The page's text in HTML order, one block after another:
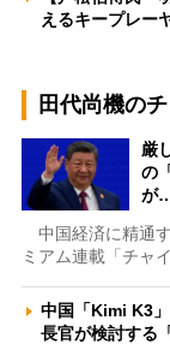
えるキープレ
田代尚機の
厳
の
が
中国経済に精通
ミアム連載「チャ
中国「Kimi K3
長官が検討する